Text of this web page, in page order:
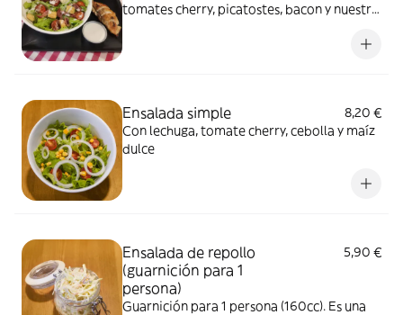
tomates cherry, picatostes, bacon y nuestra
Ensalada simple
8,20 €
Con lechuga, tomate cherry, cebolla y maíz
dulce
Ensalada de repollo
(guarnición para 1
persona)
5,90 €
Guarnición para 1 persona (160cc). Es una